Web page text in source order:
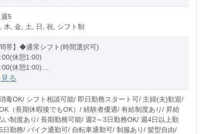
5
木, 金, 土, 日, 祝, シフト制
間帯】◆通常シフト(時間選択可)
休憩1:00)
休憩1:00)
休憩1:00)
10時間程度/月
る
毒OK/ シフト相談可能/ 即日勤務スタート可/ 主婦(夫)歓迎/
（長期休暇後でもOK）/ 経験者優遇/ 有給制度あり/ 昇給
い制度あり/ 長期勤務可能/ 週2～3日勤務OK/ 週4日以上勤
日勤務/ バイク通勤可/ 自転車通勤可/ 制服あり/ 髪型自由/